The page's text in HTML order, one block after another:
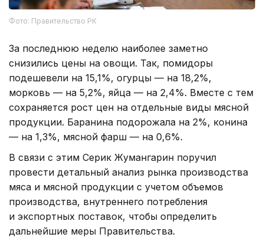
Фото: Правительство РК
За последнюю неделю наиболее заметно
снизились цены на овощи. Так, помидоры
подешевели на 15,1%, огурцы — на 18,2%,
морковь — на 5,2%, яйца — на 2,4%. Вместе с тем
сохраняется рост цен на отдельные виды мясной
продукции. Баранина подорожала на 2%, конина
— на 1,3%, мясной фарш — на 0,6%.
В связи с этим Серик Жумангарин поручил
провести детальный анализ рынка производства
мяса и мясной продукции с учетом объемов
производства, внутреннего потребления
и экспортных поставок, чтобы определить
дальнейшие меры Правительства.